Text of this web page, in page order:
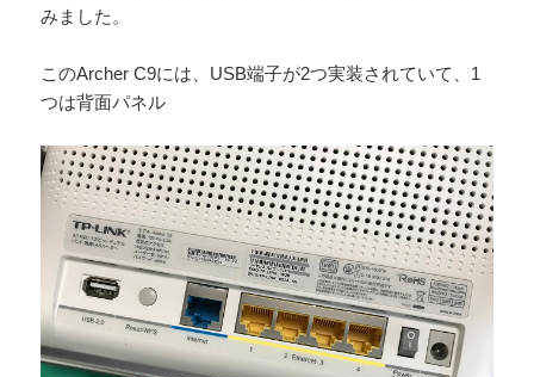
みました。
このArcher C9には、USB端子が2つ実装されていて、1
つは背面パネル